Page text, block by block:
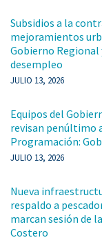
Subsidios a la
mejoramientos
Gobierno
desempleo
JULIO 13, 2026
Equipos del
revisan penúltimo
Programación:
JULIO 13, 2026
Nueva
respaldo a
marcan sesión de
Costero